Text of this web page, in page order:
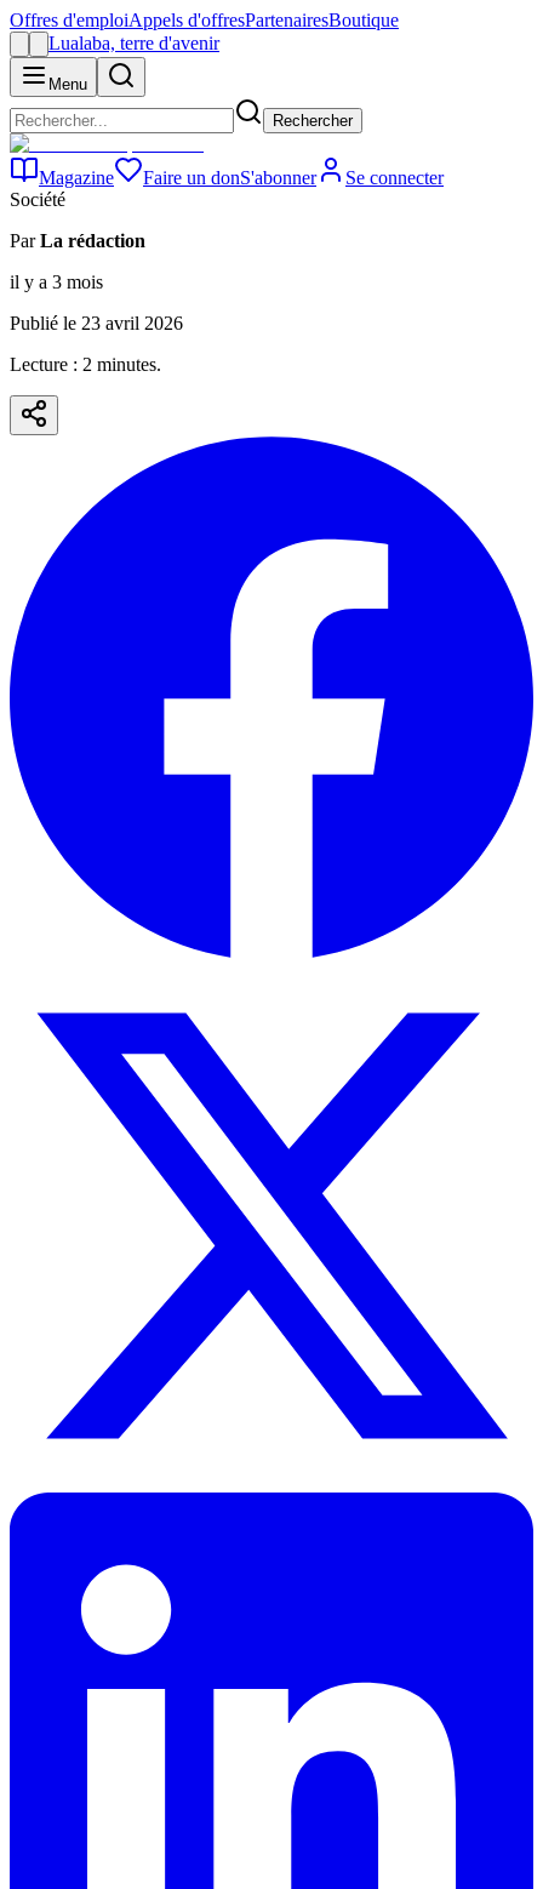
Offres d'emploiAppels d'offresPartenairesBoutique
Lualaba, terre d'avenir
Menu
Rechercher
Magazine Faire un donS'abonner
Se connecter
Société
Par La rédaction
il y a 3 mois
Publié le 23 avril 2026
Lecture : 2 minutes.